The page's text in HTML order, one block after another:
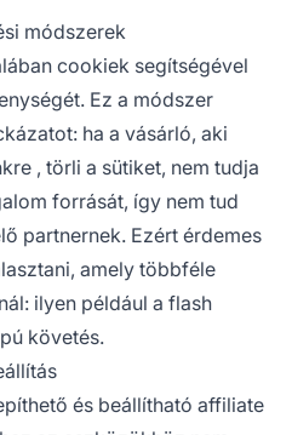
módszerek
cookiek segítségével
Ez a módszer
ha a vásárló, aki
, törli a sütiket, nem tudja
forrását, így nem tud
partnernek. Ezért érdemes
amely többféle
ilyen például a flash
követés.
és beállítható affiliate